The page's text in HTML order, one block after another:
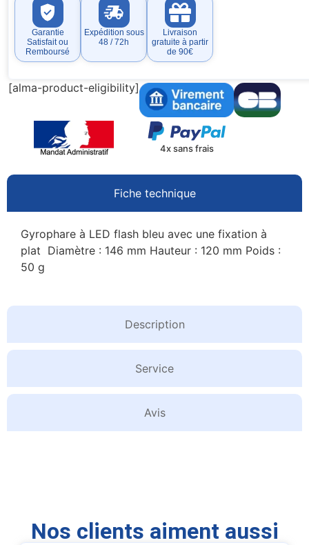
Garantie
Satisfait ou
Remboursé
Expédition sous
48 / 72h
Livraison
gratuite à partir
de 90€
[alma-product-eligibility]
4x sans frais
Fiche technique
Description
Service
Avis
Gyrophare à LED flash bleu avec une fixation à
plat Diamètre : 146 mm Hauteur : 120 mm Poids :
50 g
Nos clients aiment aussi